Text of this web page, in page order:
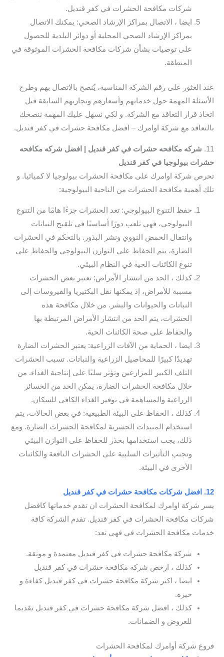
شركات مكافحة الحشرات في كفر قنديل.
ايضا ، الاتصال بمراكز الإرشاد الصحي: يمكنك الاتصال
بمراكز الإرشاد الصحي المحلية أو دوائر البلدية للحصول
على توصيات بشأن شركات مكافحة الحشرات الموثوقة في
المنطقة.
عند العثور على رقم الشركة المناسبة، يُنصح بالاتصال بهم وطرح
الأسئلة المهمة حول خدماتهم وأسعارهم وتجاربهم السابقة قبل
اتخاذ قرار التعاقد مع الشركة. و لكي نسهل عليك المهمة ننصحك
بالتعاقد مع شركة اوامرك – افضل مكافحة حشرات في كفر قنديل.
11.
شركه مكافحه حشرات في كفر قنديل | افضل شركه مكافحه
حشرات بيولوجيا في كفر قنديل
تحرص شركة اوامرك على مكافحة الحشرات بيولوجيا لا كميائيا. و
تلك أهمية مكافحة الحشرات من الناحية البيولوجية:
حفظ التنوع البيولوجي: تعد الحشرات جزءًا هامًا من التنوع
البيولوجي، فهي تلعب دورًا أساسيًا في تلقيح النباتات
وانتقال الحمض النووي ونشر البذور. بالتحكم في الحشرات
الضارة، يتم الحفاظ على التوازن البيولوجي والحفاظ على
تنوع الكائنات الحية في النظام البيئي.
كذلك ، الحد من انتشار الأمراض: تعتبر بعض الحشرات
مسببة للأمراض، إذ يمكنها نقل البكتيريا والفيروسات إلى
النباتات والحيوانات والبشر. من خلال مكافحة هذه
الحشرات، يتم الحد من انتشار الأمراض المرتبطة بها
والحفاظ على صحة الكائنات الحية.
ايضا ، الحماية من الآفات الزراعية: يعتبر الحشرات الضارة
تهديدًا كبيرًا للمحاصيل الزراعية والنباتات. تسبب الحشرات
التلف الكبير للمزارعين وتؤثر سلبًا على إنتاجية الغذاء. من
خلال مكافحة الحشرات الضارة، يمكن الحد من الخسائر
الزراعية والمساهمة في توفير الغذاء الكافي للسكان.
كذلك ، الحفاظ على البيئة الطبيعية: في بعض الحالات، يتم
استخدام المبيدات الحشرية لمكافحة الحشرات الضارة. ومع
ذلك، يجب استخدامها بحذر للحفاظ على التوازن البيئي
وتجنب التأثيرات السلبية على الحشرات النافعة والكائنات
الأخرى في البيئة.
12. افضل شركات مكافحة حشرات في كفر قنديل
يسر شركة اوامرك لمكافحة الحشرات ان تقدم خدماتها كافضل
شركات مكافحة الحشرات في كفر قنديل. تقدم الشركة كافة
خدمات مكافحة الحشرات في فهي تعد:
شركة مكافحة حشرات في كفر قنديل معتمدة و موثقة.
كذلك ، ارخص شركة مكافحة حشرات في كفر قنديل
ايضا ، اكثر شركة مكافحة حشرات في كفر قنديل كفاءة و
خبرة.
كذلك ، افضل شركة مكافحة حشرات في كفر قنديل تقديما
للعروض و الضمانات.
فروع شركة أوامرك لمكافحة الحشرات